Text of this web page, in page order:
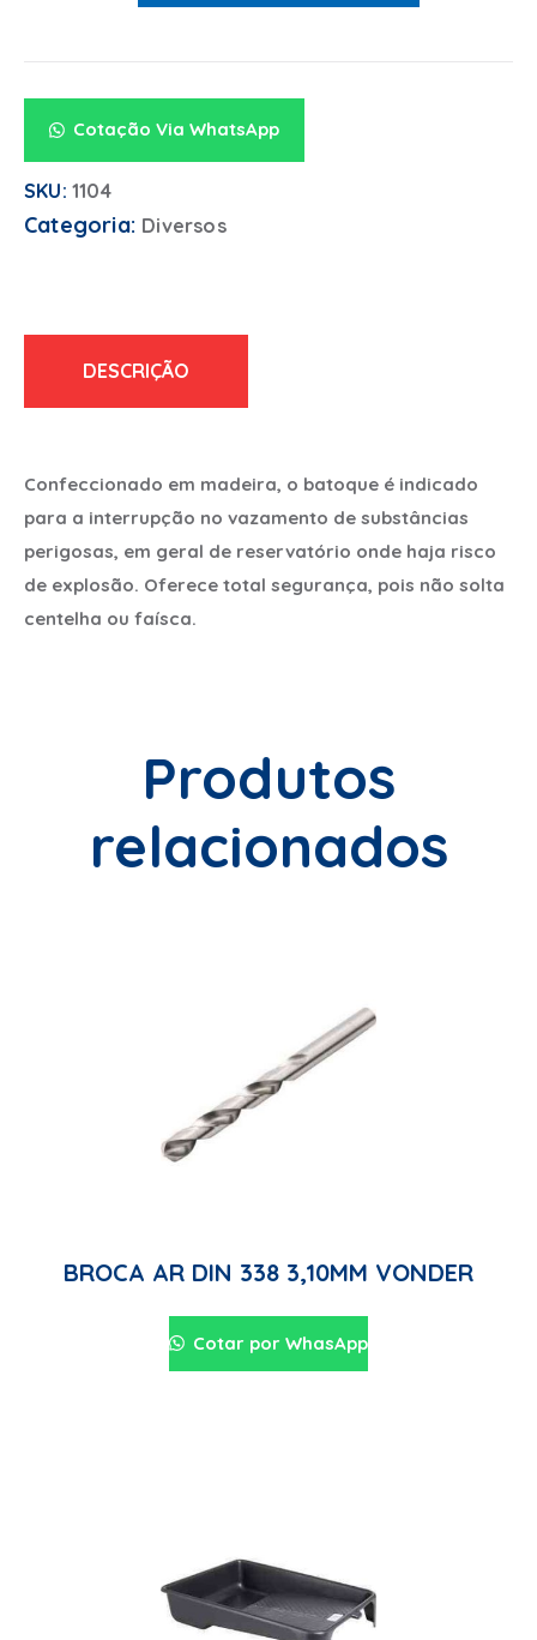
Cotação Via WhatsApp
SKU: 1104
Categoria: Diversos
DESCRIÇÃO
Confeccionado em madeira, o batoque é indicado
para a interrupção no vazamento de substâncias
perigosas, em geral de reservatório onde haja risco
de explosão. Oferece total segurança, pois não solta
centelha ou faísca.
Produtos
relacionados
BROCA AR DIN 338 3,10MM VONDER
Cotar por WhasApp